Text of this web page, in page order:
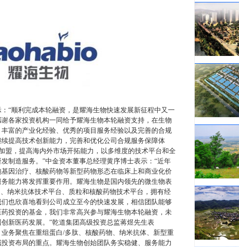
“顺利完成本轮融资，是耀海生物快速发展新征程中又一
各家投资机构一同给予耀海生物本轮融资支持，在生物
富的产业化经验、优秀的项目服务经验以及完善的合规
提高技术创新能力，完善和优化公司合规服务保障体
盟，提高海内外市场开拓能力，以多维度的技术平台和全
制造服务。”中金资本董事总经理黄序博士表示：“近年
因治疗、核酸药物等新型药物形态在临床上和商业化价
能力将发挥重要作用。耀海生物是国内领先的微生物表
纳米抗体技术平台、质粒和核酸药物技术平台，拥有经
也欣喜地看到公司成立至今的快速发展，相信团队能够
投资的基金，我们非常高兴参与耀海生物本轮融资，未
新医药发展。”乾道集团高级投资总监蒋煜先生表
务聚焦在重组蛋白/多肽、核酸药物、纳米抗体、新型重
资布局的重点。耀海生物创始团队务实稳健、服务能力